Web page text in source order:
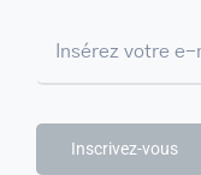
Inscrivez-vous